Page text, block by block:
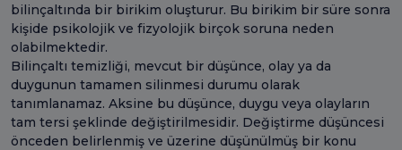
bilinçaltında bir birikim oluşturur. Bu birikim bir süre sonra
kişide psikolojik ve fizyolojik birçok soruna neden
olabilmektedir.
Bilinçaltı temizliği, mevcut bir düşünce, olay ya da
duygunun tamamen silinmesi durumu olarak
tanımlanamaz. Aksine bu düşünce, duygu veya olayların
tam tersi şeklinde değiştirilmesidir. Değiştirme düşüncesi
önceden belirlenmiş ve üzerine düşünülmüş bir konu